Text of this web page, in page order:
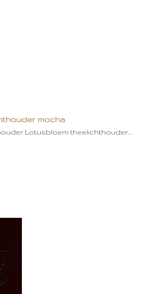
mocha
Lotusbloem theelichthouder…